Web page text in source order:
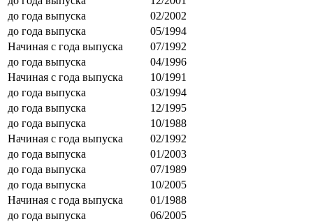
до года выпуска
02/2002
до года выпуска
05/1994
Начиная с года выпуска
07/1992
до года выпуска
04/1996
Начиная с года выпуска
10/1991
до года выпуска
03/1994
до года выпуска
12/1995
до года выпуска
10/1988
Начиная с года выпуска
02/1992
до года выпуска
01/2003
до года выпуска
07/1989
до года выпуска
10/2005
Начиная с года выпуска
01/1988
до года выпуска
06/2005